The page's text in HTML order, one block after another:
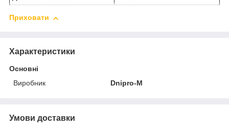
Приховати
Характеристики
Основні
Виробник
Dnipro-M
Умови доставки